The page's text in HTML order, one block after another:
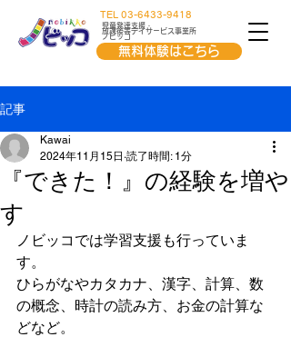
TEL 03-6433-9418
無料体験はこちら
児童発達支援・
放課後等デイサービス事業所
ノビッコ
記事
『できた！』の経験を増や
す
Kawai
2024年11月15日 読了時間: 1分
ノビッコでは学習支援も行っていま
す。
ひらがなやカタカナ、漢字、計算、数
の概念、時計の読み方、お金の計算な
どなど。